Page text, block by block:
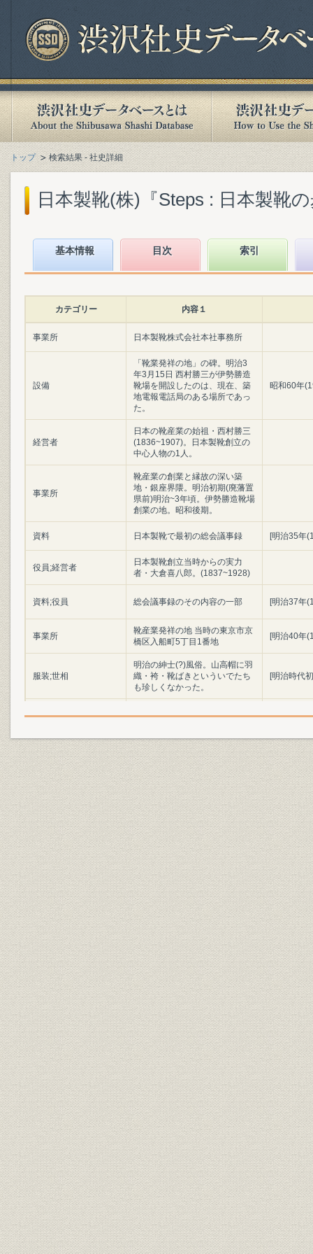
トップ 検索結果 - 社史詳細
日本製靴(株)『Steps : 日本製靴
基本情報 目次 索引
カテゴリー 内容１
事業所 日本製靴株式会社本社事務所
設備
「靴業発祥の地」の碑。明治3
年3月15日 西村勝三が伊勢勝造
靴場を開設したのは、現在、築
地電報電話局のある場所であっ
た。
昭和60年
経営者
日本の靴産業の始祖・西村勝三
(1836~1907)。日本製靴創立の
中心人物の1人。
事業所
靴産業の創業と縁故の深い築
地・銀座界隈。明治初期(廃藩置
県前)明治~3年頃。伊勢勝造靴場
創業の地。昭和後期。
資料 日本製靴で最初の総会議事録 [明治35年
役員;経営者
日本製靴創立当時からの実力
者・大倉喜八郎。(1837~1928)
資料;役員 総会議事録のその内容の一部 [明治37年
事業所
靴産業発祥の地 当時の東京市京
橋区入船町5丁目1番地
[明治40年
服装;世相
明治の紳士(?)風俗。山高帽に羽
織・袴・靴ばきといういでたち
も珍しくなかった。
[明治時代
役員;経営者
製品;商品 明治時代の陸軍軍靴の変遷
明治初年
(1886年)
靴;風俗
「調練歩行の図」よし藤画 慶応
3年幕府軍の歩兵によるフラン
ス式訓練の情景。指揮官や軍楽
隊は靴ばきだが、一般兵はほと
んど草履ばきであった。(浅井収
氏蔵)
慶応3年
設備 欧米の手製靴時代の工具
広告宣伝
明治3年12月8日付「横浜毎日新
聞」に西村勝三が出した求人広
告
明治3年
広告宣伝
日露戦争当時、朝日新聞に掲出
された靴の広告
[明治37年
事業所
明治15年、銀座尾張町2丁目15
番地に開店した「レマルシャン
靴店」。
明治15年
技術;経営者
オランダ出身の靴師の先覚者 エ
フ・ジェ・レマルシャン
商品;広告宣伝
伊勢勝造靴場の靴のカタログ。
西村勝三の出身地である千葉県
佐倉市で最近発見された日本で
最初の靴のカタログ。
販売
桜組銀座店の製靴注文帳。(明治
10年ごろ)
明治10年
明治6年、米欧使節団一行、ワ
シントンで写す。皆、靴を履い
ている。正使の岩倉は、和服の